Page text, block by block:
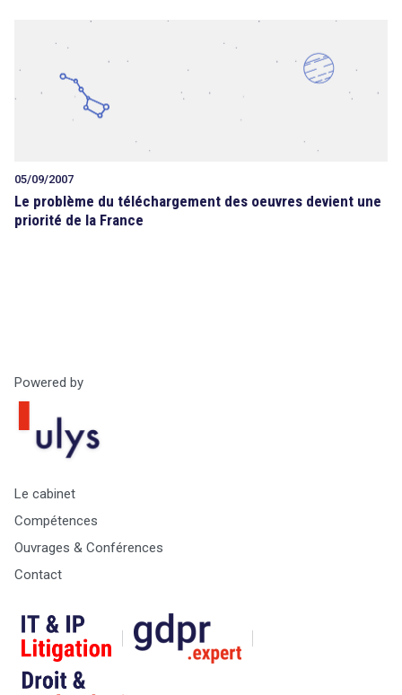
05/09/2007
Le problème du téléchargement des oeuvres devient une
priorité de la France
Powered by
Le cabinet
Compétences
Ouvrages & Conférences
Contact